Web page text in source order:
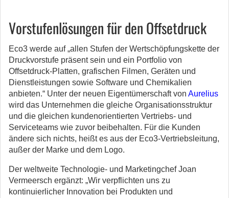
Vorstufenlösungen für den Offsetdruck
Eco3 werde auf „allen Stufen der Wertschöpfungskette der
Druckvorstufe präsent sein und ein Portfolio von
Offsetdruck-Platten, grafischen Filmen, Geräten und
Dienstleistungen sowie Software und Chemikalien
anbieten.“ Unter der neuen Eigentümerschaft von Aurelius
wird das Unternehmen die gleiche Organisationsstruktur
und die gleichen kundenorientierten Vertriebs- und
Serviceteams wie zuvor beibehalten. Für die Kunden
ändere sich nichts, heißt es aus der Eco3-Vertriebsleitung,
außer der Marke und dem Logo.
Der weltweite Technologie- und Marketingchef Joan
Vermeersch ergänzt: „Wir verpflichten uns zu
kontinuierlicher Innovation bei Produkten und